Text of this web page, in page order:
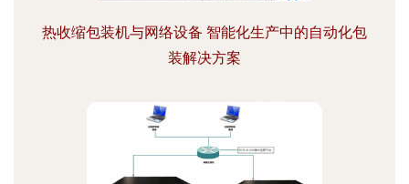
热收缩包装机与网络设备 智能化生产中的自动化包
装解决方案